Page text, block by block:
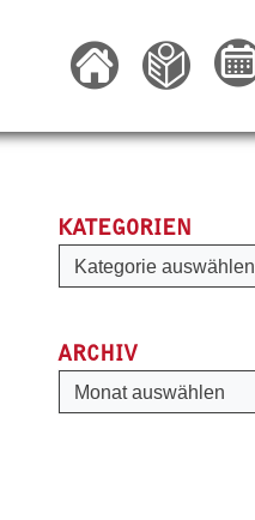
KATEGORIEN
Kategorien
Kategorie auswählen
ARCHIV
Archiv
Monat auswählen